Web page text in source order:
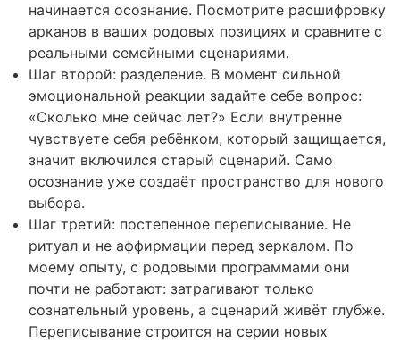
начинается осознание. Посмотрите расшифровку
арканов в ваших родовых позициях и сравните с
реальными семейными сценариями.
Шаг второй: разделение. В момент сильной
эмоциональной реакции задайте себе вопрос:
«Сколько мне сейчас лет?» Если внутренне
чувствуете себя ребёнком, который защищается,
значит включился старый сценарий. Само
осознание уже создаёт пространство для нового
выбора.
Шаг третий: постепенное переписывание. Не
ритуал и не аффирмации перед зеркалом. По
моему опыту, с родовыми программами они
почти не работают: затрагивают только
сознательный уровень, а сценарий живёт глубже.
Переписывание строится на серии новых